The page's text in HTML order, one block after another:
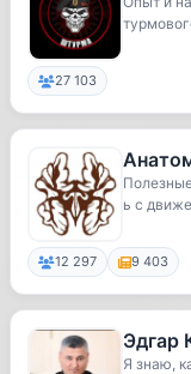
27 103
ь с
12 297 9 403
Эдгар
Я знаю,